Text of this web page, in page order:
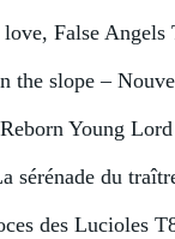
False Angels
the slope –
Young Lord
sérénade du
des Lucioles